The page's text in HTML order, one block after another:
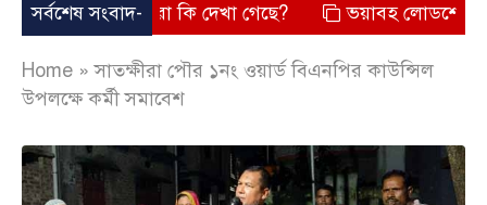
সর্বশেষ সংবাদ-
তার চেহারা কি দেখা গেছে? ভয়াবহ লোডশেডিং, বিদ্যুত
Home »সাতক্ষীরা পৌর ১নং ওয়ার্ড বিএনপির কাউন্সিল
উপলক্ষে কর্মী সমাবেশ